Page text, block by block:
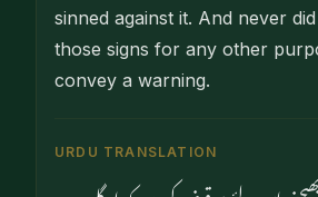
sinned against it. And never
those signs for any other
convey a warning.
URDU TRANSLATION